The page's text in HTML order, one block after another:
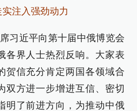
实注入强劲动力
习近平向第十届中俄博览会
各界人士热烈反响。大家表
贺信充分肯定两国各领域合
双方进一步增进互信、密切
明了前进方向，为推动中俄